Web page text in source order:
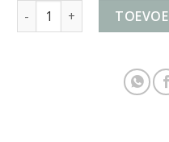
koffer lichtgewicht aantal